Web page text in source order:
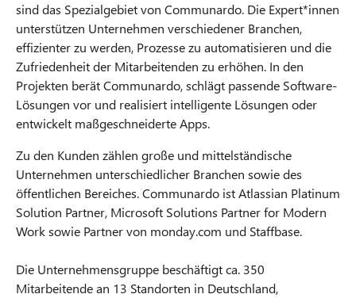
sind das Spezialgebiet von Communardo. Die Expert*innen
unterstützen Unternehmen verschiedener Branchen,
effizienter zu werden, Prozesse zu automatisieren und die
Zufriedenheit der Mitarbeitenden zu erhöhen. In den
Projekten berät Communardo, schlägt passende Software-
Lösungen vor und realisiert intelligente Lösungen oder
entwickelt maßgeschneiderte Apps.
Zu den Kunden zählen große und mittelständische
Unternehmen unterschiedlicher Branchen sowie des
öffentlichen Bereiches. Communardo ist Atlassian Platinum
Solution Partner, Microsoft Solutions Partner for Modern
Work sowie Partner von monday.com und Staffbase.
Die Unternehmensgruppe beschäftigt ca. 350
Mitarbeitende an 13 Standorten in Deutschland,